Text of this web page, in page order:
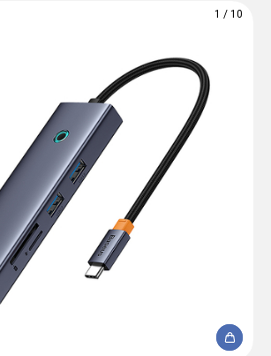
1 / 10